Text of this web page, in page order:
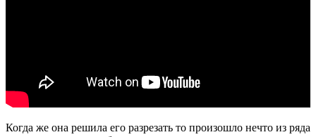
Когда же она решила его разрезать то произошло нечто из ряда